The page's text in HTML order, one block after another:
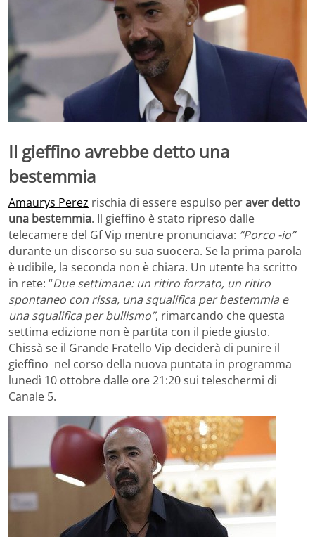
Il gieffino avrebbe detto una
bestemmia
Amaurys Perez rischia di essere espulso peraver detto
una bestemmia. Il gieffino è stato ripreso dalle
telecamere del Gf Vip mentre pronunciava: “Porco -io”
durante un discorso su sua suocera. Se la prima parola
è udibile, la seconda non è chiara. Un utente ha scritto
in rete: “Due settimane: un ritiro forzato, un ritiro
spontaneo con rissa, una squalifica per bestemmia e
una squalifica per bullismo”, rimarcando che questa
settima edizione non è partita con il piede giusto.
Chissà se il Grande Fratello Vip deciderà di punire il
gieffino nel corso della nuova puntata in programma
lunedì 10 ottobre dalle ore 21:20 sui teleschermi di
Canale 5.